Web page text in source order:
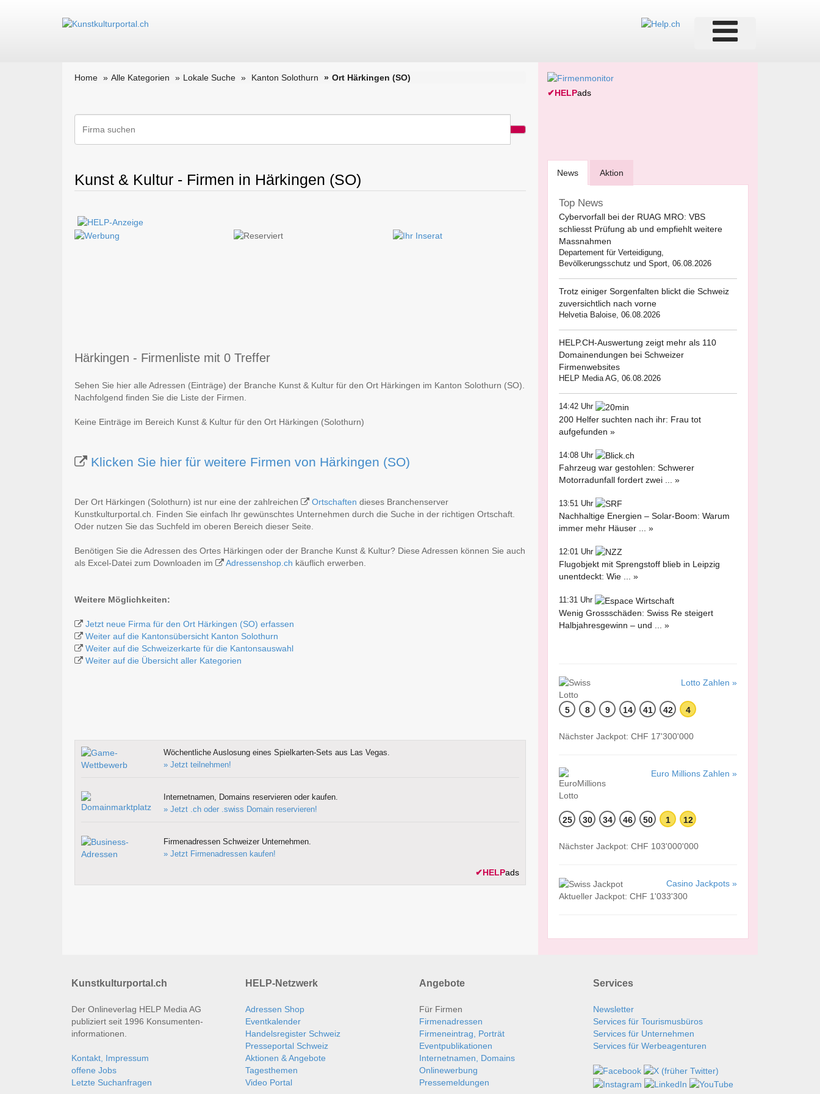
Home Alle Kategorien Lokale Suche Kanton Solothurn Ort Härkingen (SO)
Kunst & Kultur - Firmen in Härkingen (SO)
Härkingen - Firmenliste mit 0 Treffer
Sehen Sie hier alle Adressen (Einträge) der Branche Kunst & Kultur für den Ort Härkingen im Kanton Solothurn (SO).
Nachfolgend finden Sie die Liste der Firmen.
Keine Einträge im Bereich Kunst & Kultur für den Ort Härkingen (Solothurn)
Klicken Sie hier für weitere Firmen von Härkingen (SO)
Der Ort Härkingen (Solothurn) ist nur eine der zahlreichen Ortschaften dieses Branchenserver
Kunstkulturportal.ch. Finden Sie einfach Ihr gewünschtes Unternehmen durch die Suche in der richtigen Ortschaft.
Oder nutzen Sie das Suchfeld im oberen Bereich dieser Seite.
Benötigen Sie die Adressen des Ortes Härkingen oder der Branche Kunst & Kultur? Diese Adressen können Sie auch
als Excel-Datei zum Downloaden im
Adressenshop.ch käuflich erwerben.
Weitere Möglichkeiten:
Jetzt neue Firma für den Ort Härkingen (SO) erfassen
Weiter auf die Kantonsübersicht Kanton Solothurn
Weiter auf die Schweizerkarte für die Kantonsauswahl
Weiter auf die Übersicht aller Kategorien
Wöchentliche Auslosung eines Spielkarten-Sets aus Las Vegas.
» Jetzt teilnehmen!
Internetnamen, Domains reservieren oder kaufen.
» Jetzt .ch oder .swiss Domain reservieren!
Firmenadressen Schweizer Unternehmen.
» Jetzt Firmenadressen kaufen!
✔HELPads
✔HELPads
News Aktion
Top News
Cybervorfall bei der RUAG MRO: VBS
schliesst Prüfung ab und empfiehlt weitere
Massnahmen
Departement für Verteidigung,
Bevölkerungsschutz und Sport, 06.08.2026
Trotz einiger Sorgenfalten blickt die Schweiz
zuversichtlich nach vorne
Helvetia Baloise, 06.08.2026
HELP.CH-Auswertung zeigt mehr als 110
Domainendungen bei Schweizer
Firmenwebsites
HELP Media AG, 06.08.2026
14:42 Uhr
200 Helfer suchten nach ihr: Frau tot
aufgefunden »
14:08 Uhr
Fahrzeug war gestohlen: Schwerer
Motorradunfall fordert zwei ... »
13:51 Uhr
Nachhaltige Energien – Solar-Boom: Warum
immer mehr Häuser ... »
12:01 Uhr
Flugobjekt mit Sprengstoff blieb in Leipzig
unentdeckt: Wie ... »
11:31 Uhr
Wenig Grossschäden: Swiss Re steigert
Halbjahresgewinn – und ... »
Lotto Zahlen »
5 8 9 14 41 42 4
Nächster Jackpot: CHF 17'300'000
Euro Millions Zahlen »
25 30 34 46 50 1 12
Nächster Jackpot: CHF 103'000'000
Casino Jackpots »
Aktueller Jackpot: CHF 1'033'300
Kunstkulturportal.ch
Der Onlineverlag HELP Media AG
publiziert seit 1996 Konsumenten­
informationen.
Kontakt, Impressum
offene Jobs
Letzte Suchanfragen
HELP-Netzwerk
Adressen Shop
Eventkalender
Handelsregister Schweiz
Presseportal Schweiz
Aktionen & Angebote
Tagesthemen
Video Portal
Angebote
Für Firmen
Firmenadressen
Firmeneintrag, Porträt
Eventpublikationen
Internetnamen, Domains
Onlinewerbung
Pressemeldungen
Services
Newsletter
Services für Tourismusbüros
Services für Unternehmen
Services für Werbeagenturen